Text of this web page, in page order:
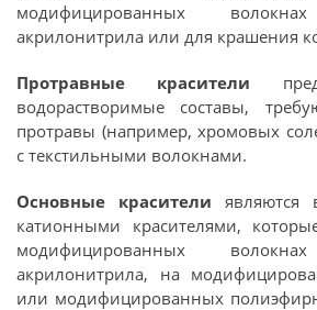
модифицированных
акрилонитрила или для крашения
Протравные красители
водорастворимые составы,
протравы (например, хромовых
с текстильными волокнами.
Основные красители являются
катионными красителями,
модифицированных
акрилонитрила, на
или модифицированных